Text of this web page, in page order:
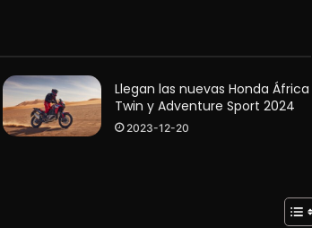
Llegan las nuevas Honda África
Twin y Adventure Sport 2024
2023-12-20